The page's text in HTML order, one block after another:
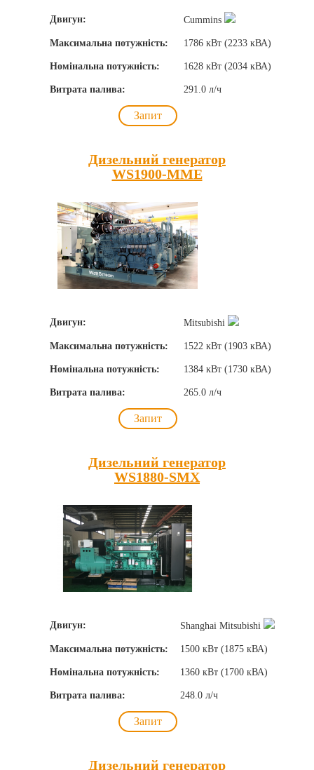
Двигун: Cummins
Максимальна потужність: 1786 кВт (2233 кВА)
Номінальна потужність: 1628 кВт (2034 кВА)
Витрата палива: 291.0 л/ч
Запит
Дизельний генератор
WS1900-MME
Двигун: Mitsubishi
Максимальна потужність: 1522 кВт (1903 кВА)
Номінальна потужність: 1384 кВт (1730 кВА)
Витрата палива: 265.0 л/ч
Запит
Дизельний генератор
WS1880-SMX
Двигун: Shanghai Mitsubishi
Максимальна потужність: 1500 кВт (1875 кВА)
Номінальна потужність: 1360 кВт (1700 кВА)
Витрата палива: 248.0 л/ч
Запит
Дизельний генератор